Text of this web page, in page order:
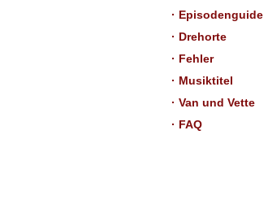
· Episodenguide
· Drehorte
· Fehler
· Musiktitel
· Van und Vette
· FAQ